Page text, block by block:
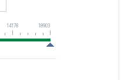
14178 18903